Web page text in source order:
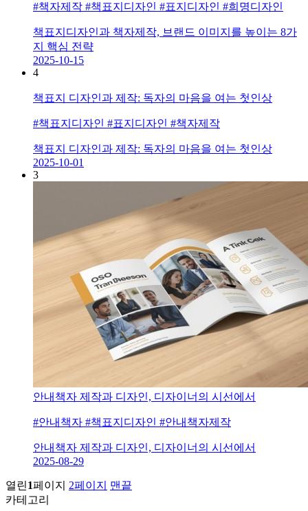
#책자제작 #책표지디자인 #표지디자인 #희명디자인
책표지디자인과 책자제작, 브랜드 이미지를 높이는 8가
지 핵심 전략
2025-10-15
4
책표지 디자인과 제작: 독자의 마음을 여는 첫인상
#책표지디자인 #표지디자인 #책자제작
책표지 디자인과 제작: 독자의 마음을 여는 첫인상
2025-10-01
3
안내책자 제작과 디자인, 디자이너의 시선에서
#안내책자 #책표지디자인 #안내책자제작
안내책자 제작과 디자인, 디자이너의 시선에서
2025-08-29
열린1페이지 2페이지
맨끝
카테고리